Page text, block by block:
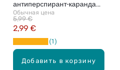
Добавить в корзину
антиперспирант-карандаш,
50мл
Обычная цена
2,99 €
5,99 €
1